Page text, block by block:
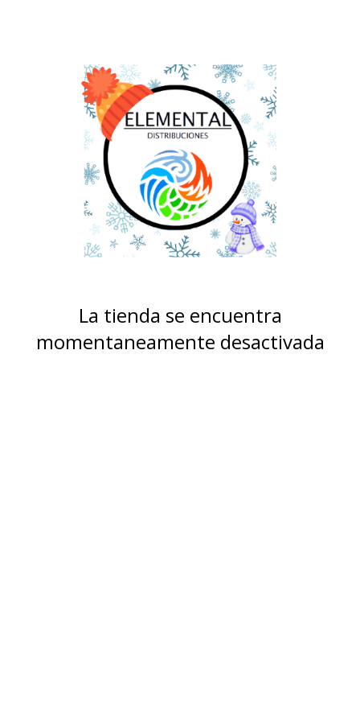
La tienda se encuentra
momentaneamente desactivada